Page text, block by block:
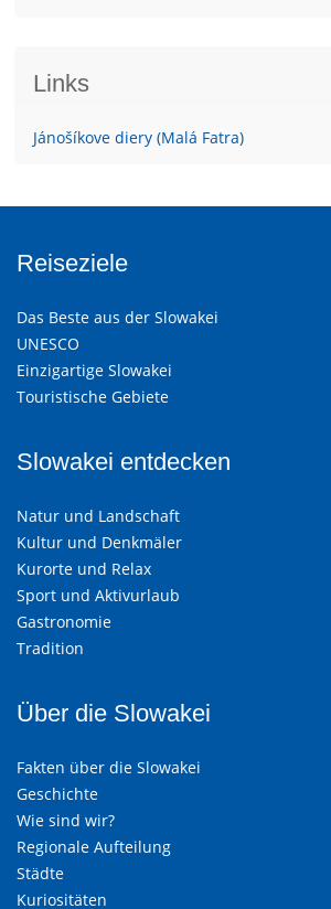
Links
Jánošíkove diery (Malá Fatra)
Reiseziele
Das Beste aus der Slowakei
UNESCO
Einzigartige Slowakei
Touristische Gebiete
Slowakei entdecken
Natur und Landschaft
Kultur und Denkmäler
Kurorte und Relax
Sport und Aktivurlaub
Gastronomie
Tradition
Über die Slowakei
Fakten über die Slowakei
Geschichte
Wie sind wir?
Regionale Aufteilung
Städte
Kuriositäten